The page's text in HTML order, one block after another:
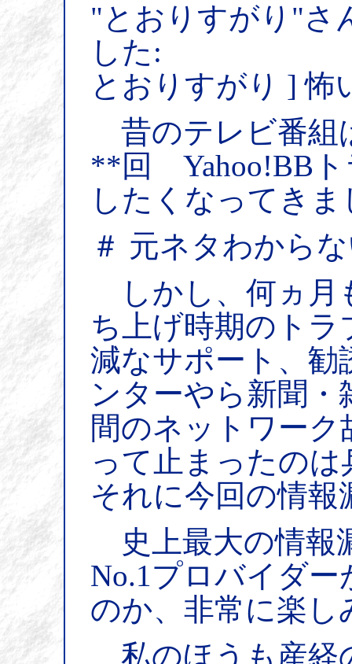
"とおりすがり"さ
した:
とおりすがり ] 怖
昔のテレビ番組
**回 Yahoo!BBト
したくなってきま
＃ 元ネタわから
しかし、何ヵ月
ち上げ時期のト
減なサポート、勧
ンターやら新聞
間のネットワー
って止まったの
それに今回の情報
史上最大の情報
No.1プロバイダ
のか、非常に楽し
私のほうも産経